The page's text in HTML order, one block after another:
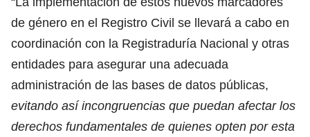
de género en el Registro Civil se llevará a cabo en
coordinación con la Registraduría Nacional y otras
entidades para asegurar una adecuada
administración de las bases de datos públicas,
evitando así incongruencias que puedan afectar los
derechos fundamentales de quienes opten por esta